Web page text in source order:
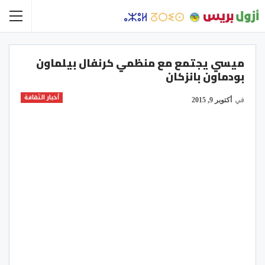
ميسي يجتمع مع منظمي كرنفال بيلماون
بودماون بانزكان
أخبار الثقافة في أكتوبر 9, 2015